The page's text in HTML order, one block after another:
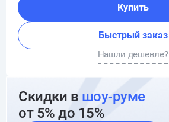
Купить
Быстрый заказ
Нашли дешевле?
Скидки в шоу-руме
от 5% до 15%